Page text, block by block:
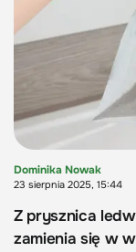
Dominika Nowak
23 sierpnia 2025, 15:44
Z prysznica
zamienia się w